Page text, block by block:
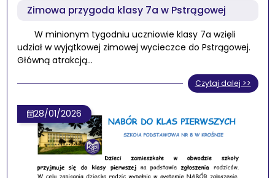
Zimowa przygoda klasy 7a w Pstrągowej
W minionym tygodniu uczniowie klasy 7a wzięli
udział w wyjątkowej zimowej wycieczce do Pstrągowej.
Główną atrakcją…
Czytaj dalej >>
28/01/2026